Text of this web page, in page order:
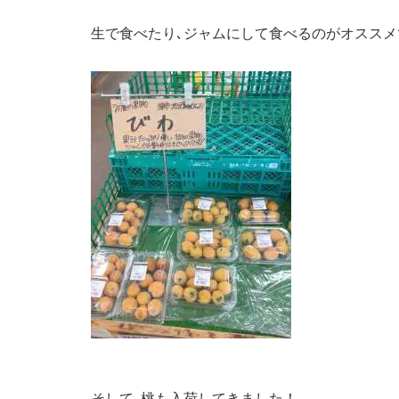
生で食べたり､ジャムにして食べるのがオスス